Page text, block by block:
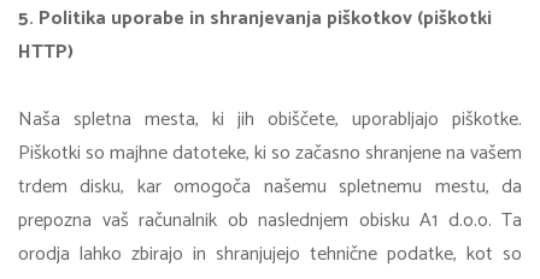
5. Politika uporabe in shranjevanja piškotkov (piškotki
HTTP)
Naša spletna mesta, ki jih obiščete, uporabljajo piškotke.
Piškotki so majhne datoteke, ki so začasno shranjene na vašem
trdem disku, kar omogoča našemu spletnemu mestu, da
prepozna vaš računalnik ob naslednjem obisku A1 d.o.o. Ta
orodja lahko zbirajo in shranjujejo tehnične podatke, kot so